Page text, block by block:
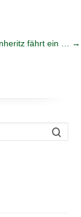
fährt ein … →